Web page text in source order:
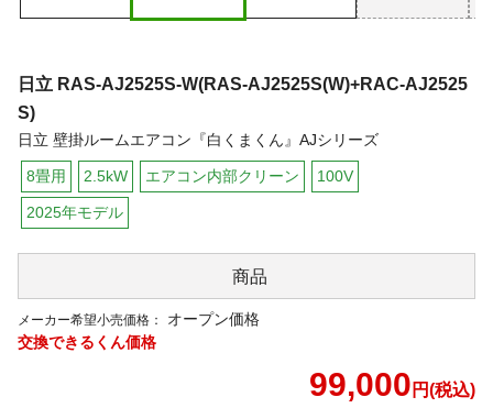
日立 RAS-AJ2525S-W(RAS-AJ2525S(W)+RAC-AJ2525
S)
日立 壁掛ルームエアコン『白くまくん』AJシリーズ
8畳用 2.5kW エアコン内部クリーン 100V
2025年モデル
商品
メーカー希望小売価格：
オープン価格
交換できるくん価格
99,000 円(税込)